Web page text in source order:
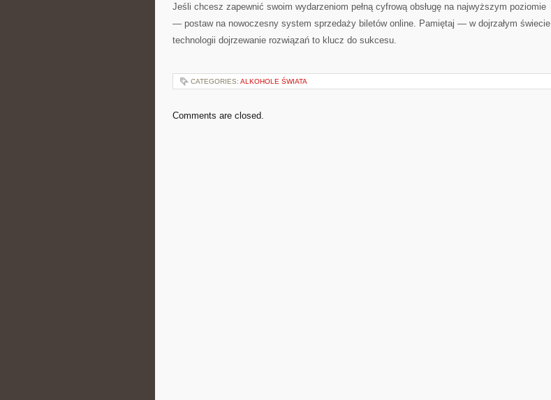
Jeśli chcesz zapewnić swoim wydarzeniom pełną cyfrową obsługę na najwyższym poziomie
— postaw na nowoczesny system sprzedaży biletów online. Pamiętaj — w dojrzałym świecie
technologii dojrzewanie rozwiązań to klucz do sukcesu.
CATEGORIES: ALKOHOLE ŚWIATA
Comments are closed.